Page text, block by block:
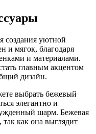
создания уютной
и мягок, благодаря
и материалами.
главным акцентом
дизайн.
выбрать бежевый
элегантно и
шарм. Бежевая
как она выглядит